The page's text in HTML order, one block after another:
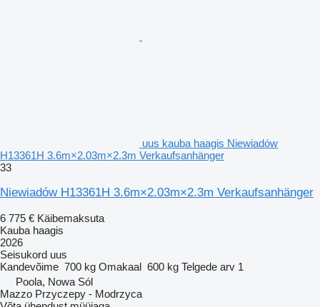
uus kauba haagis Niewiadów
H13361H 3.6m×2.03m×2.3m Verkaufsanhänger
33
Niewiadów H13361H 3.6m×2.03m×2.3m Verkaufsanhänger
6 775 € Käibemaksuta
Kauba haagis
2026
Seisukord uus
Kandevõime 700 kg Omakaal 600 kg Telgede arv 1
Poola, Nowa Sól
Mazzo Przyczepy - Modrzyca